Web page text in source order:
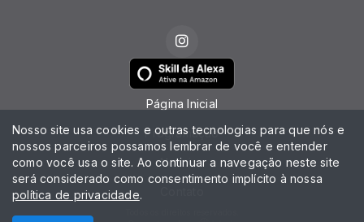
Página Inicial
Programação
Notícias
Nosso site usa cookies e outras tecnologias para que nós e
nossos parceiros possamos lembrar de você e entender
como você usa o site. Ao continuar a navegação neste site
será considerado como consentimento implícito à nossa
política de privacidade.